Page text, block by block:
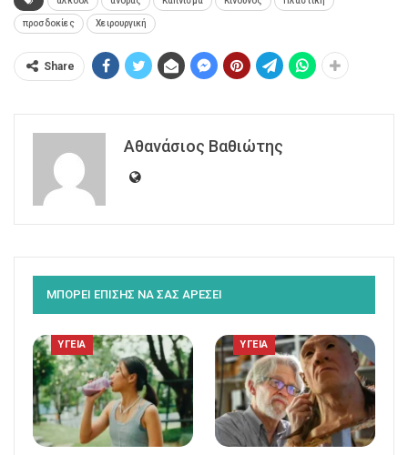
προσδοκίες Χειρουργική
Share
Αθανάσιος Βαθιώτης
ΜΠΟΡΕΙ ΕΠΙΣΗΣ ΝΑ ΣΑΣ ΑΡΕΣΕΙ
ΥΓΕΙΑ ΥΓΕΙΑ